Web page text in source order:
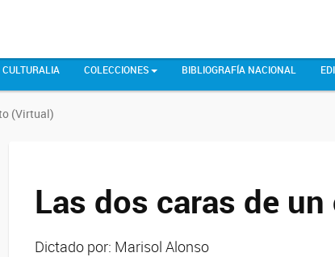
CULTURALIA COLECCIONES BIBLIOGRAFÍA NACIONAL
(Virtual)
Las dos caras de
Dictado por: Marisol Alonso